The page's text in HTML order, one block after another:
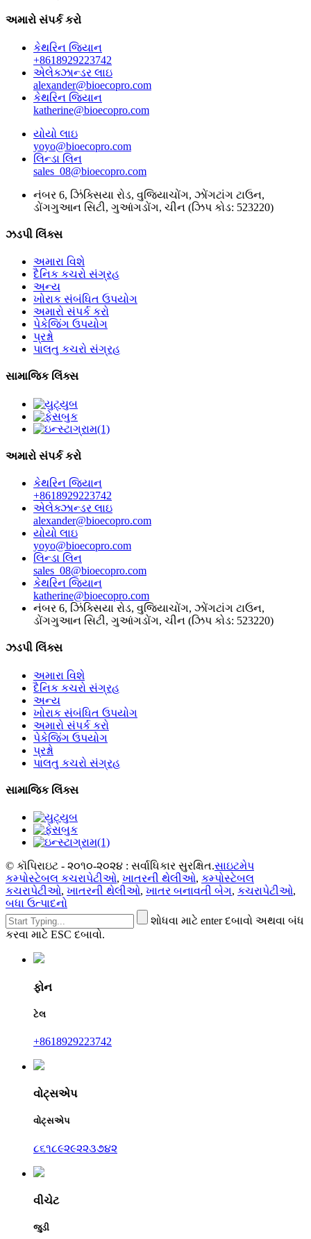
અમારો સંપર્ક કરો
કેથરિન જિયાન
+8618929223742
એલેક્ઝાન્ડર લાઇ
alexander@bioecopro.com
કેથરિન જિયાન
katherine@bioecopro.com
યોયો લાઇ
yoyo@bioecopro.com
લિન્ડા લિન
sales_08@bioecopro.com
નંબર 6, ઝિંક્સિયા રોડ, વુજિયાચોંગ, ઝોંગટાંગ ટાઉન,
ડોંગગુઆન સિટી, ગુઆંગડોંગ, ચીન (ઝિપ કોડ: 523220)
ઝડપી લિંક્સ
અમારા વિશે
દૈનિક કચરો સંગ્રહ
અન્ય
ખોરાક સંબંધિત ઉપયોગ
અમારો સંપર્ક કરો
પેકેજિંગ ઉપયોગ
પ્રશ્નો
પાલતુ કચરો સંગ્રહ
સામાજિક લિંક્સ
અમારો સંપર્ક કરો
કેથરિન જિયાન
+8618929223742
એલેક્ઝાન્ડર લાઇ
alexander@bioecopro.com
યોયો લાઇ
yoyo@bioecopro.com
લિન્ડા લિન
sales_08@bioecopro.com
કેથરિન જિયાન
katherine@bioecopro.com
નંબર 6, ઝિંક્સિયા રોડ, વુજિયાચોંગ, ઝોંગટાંગ ટાઉન,
ડોંગગુઆન સિટી, ગુઆંગડોંગ, ચીન (ઝિપ કોડ: 523220)
ઝડપી લિંક્સ
અમારા વિશે
દૈનિક કચરો સંગ્રહ
અન્ય
ખોરાક સંબંધિત ઉપયોગ
અમારો સંપર્ક કરો
પેકેજિંગ ઉપયોગ
પ્રશ્નો
પાલતુ કચરો સંગ્રહ
સામાજિક લિંક્સ
© કૉપિરાઇટ - ૨૦૧૦-૨૦૨૪ : સર્વાધિકાર સુરક્ષિત.સાઇટમેપ
કમ્પોસ્ટેબલ કચરાપેટીઓ, ખાતરની થેલીઓ, કમ્પોસ્ટેબલ
કચરાપેટીઓ, ખાતરની થેલીઓ, ખાતર બનાવતી બેગ, કચરાપેટીઓ,
બધા ઉત્પાદનો
શોધવા માટે enter દબાવો અથવા બંધ
કરવા માટે ESC દબાવો.
ફોન
ટેલ
+8618929223742
વોટ્સએપ
વોટ્સએપ
૮૬૧૮૯૨૯૨૨૩૭૪૨
વીચેટ
જુડી